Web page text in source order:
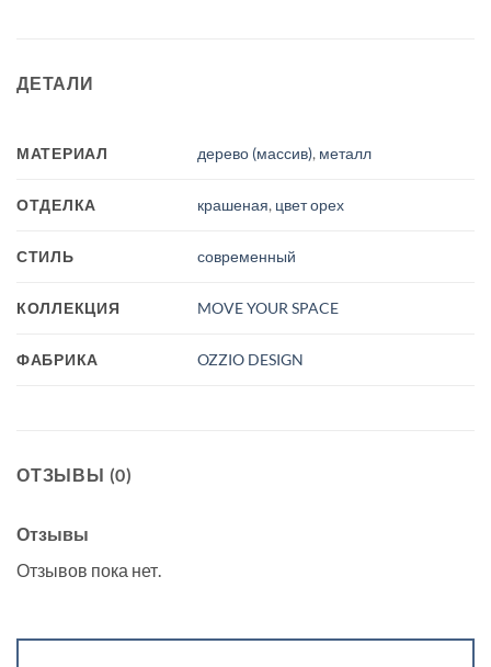
ДЕТАЛИ
МАТЕРИАЛ дерево (массив), металл
ОТДЕЛКА крашеная, цвет орех
СТИЛЬ современный
КОЛЛЕКЦИЯ MOVE YOUR SPACE
ФАБРИКА OZZIO DESIGN
ОТЗЫВЫ (0)
Отзывы
Отзывов пока нет.